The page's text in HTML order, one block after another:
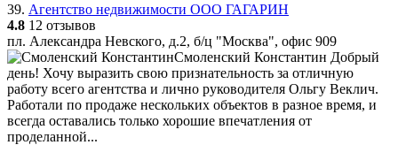
39. Агентство недвижимости ООО ГАГАРИН
4.8 12 отзывов
пл. Александра Невского, д.2, б/ц "Москва", офис 909
Смоленский Константин Добрый
день! Хочу выразить свою признательность за отличную
работу всего агентства и лично руководителя Ольгу Веклич.
Работали по продаже нескольких объектов в разное время, и
всегда оставались только хорошие впечатления от
проделанной...